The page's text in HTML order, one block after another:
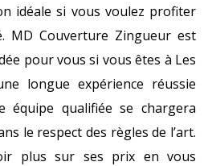
idéale si vous voulez profiter
MD Couverture Zingueur est
pour vous si vous êtes à Les
longue expérience réussie
qualifiée se chargera
le respect des règles de l’art.
plus sur ses prix en vous